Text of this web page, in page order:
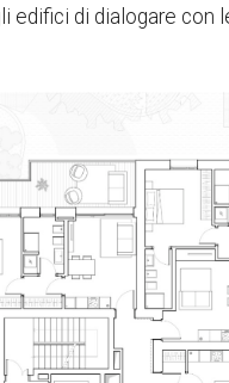
di dialogare con